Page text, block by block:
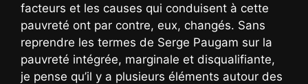
facteurs et les causes qui conduisent à cette
pauvreté ont par contre, eux, changés. Sans
reprendre les termes de Serge Paugam sur la
pauvreté intégrée, marginale et disqualifiante,
je pense qu’il y a plusieurs éléments autour des